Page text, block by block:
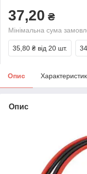
37,20 ₴
Мінімальна сума
35,80 ₴ від 20 шт.
Опис
Опис